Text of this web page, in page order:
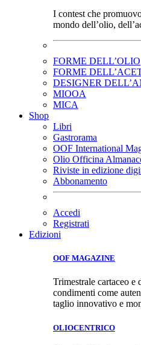
I contest che
mondo dell’olio,
FORME DELL’OLIO
FORME
DESIGNER
MIOOA
MICA
Shop
Libri
Gastrorama
OOF International
Olio Officina
Riviste in edizione
Abbonamento
Accedi
Registrati
Edizioni
OOF MAGAZINE
Trimestrale cartaceo e
condimenti come
taglio innovativo e
OLIOCENTRICO